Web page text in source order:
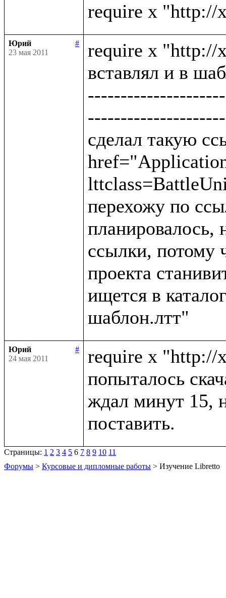
Юрий
#
23 мая 2011
require x "http://
вставлял и в
сделал такую
перехожу по
планировалось,
ссылки, потому
проекта
ищется в
Юрий
#
24 мая 2011
require x "http://
попыталось
ждал минут 15,
Страницы: 1 2 3 4 5 6 7 8 9 10 11
Форумы > Курсовые и дипломные работы > Изучение Libretto